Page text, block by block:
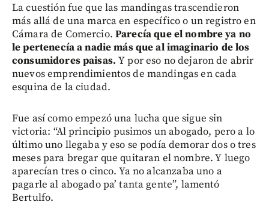
La cuestión fue que las mandingas trascendieron
más allá de una marca en específico o un registro en
Cámara de Comercio. Parecía que el nombre ya no
le pertenecía a nadie más que al imaginario de los
consumidores paisas.Y por eso no dejaron de abrir
nuevos emprendimientos de mandingas en cada
esquina de la ciudad.
Fue así como empezó una lucha que sigue sin
victoria: “Al principio pusimos un abogado, pero a lo
último uno llegaba y eso se podía demorar dos o tres
meses para bregar que quitaran el nombre. Y luego
aparecían tres o cinco. Ya no alcanzaba uno a
pagarle al abogado pa’ tanta gente”, lamentó
Bertulfo.